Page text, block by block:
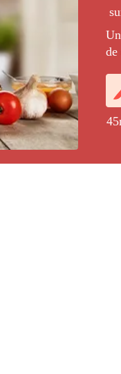
de
de